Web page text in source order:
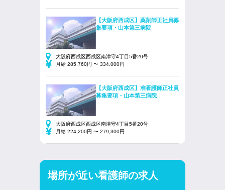
【大阪府西成区】薬剤師正社員募
集要項・山本第三病院
大阪府西成区西成区南津守4丁目5番20号
月給 285,760円 〜 334,000円
【大阪府西成区】准看護師正社員
募集要項・山本第三病院
大阪府西成区西成区南津守4丁目5番20号
月給 224,200円 〜 279,300円
場所が近い看護師の求人